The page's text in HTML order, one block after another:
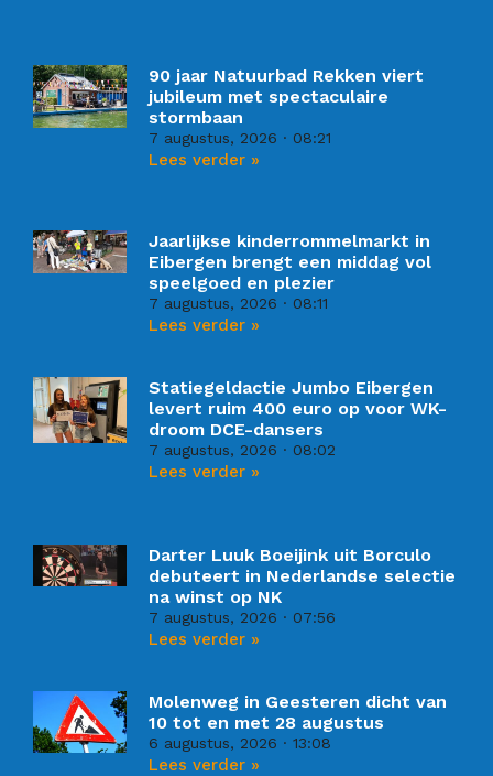
90 jaar Natuurbad Rekken viert
jubileum met spectaculaire
stormbaan
7 augustus, 2026 08:21
Lees verder »
Jaarlijkse kinderrommelmarkt in
Eibergen brengt een middag vol
speelgoed en plezier
7 augustus, 2026 08:11
Lees verder »
Statiegeldactie Jumbo Eibergen
levert ruim 400 euro op voor WK-
droom DCE-dansers
7 augustus, 2026 08:02
Lees verder »
Darter Luuk Boeijink uit Borculo
debuteert in Nederlandse selectie
na winst op NK
7 augustus, 2026 07:56
Lees verder »
Molenweg in Geesteren dicht van
10 tot en met 28 augustus
6 augustus, 2026 13:08
Lees verder »